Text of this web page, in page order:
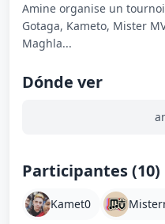
Amine organise un
Gotaga, Kameto, Mister
Maghla...
Dónde ver
Participantes (10)
Kamet0